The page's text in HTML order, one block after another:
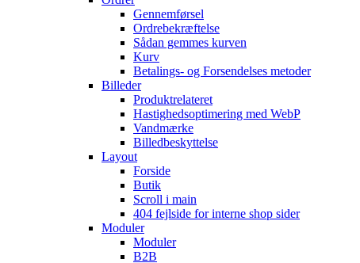
Gennemførsel
Ordrebekræftelse
Sådan gemmes kurven
Kurv
Betalings- og Forsendelses metoder
Billeder
Produktrelateret
Hastighedsoptimering med WebP
Vandmærke
Billedbeskyttelse
Layout
Forside
Butik
Scroll i main
404 fejlside for interne shop sider
Moduler
Moduler
B2B